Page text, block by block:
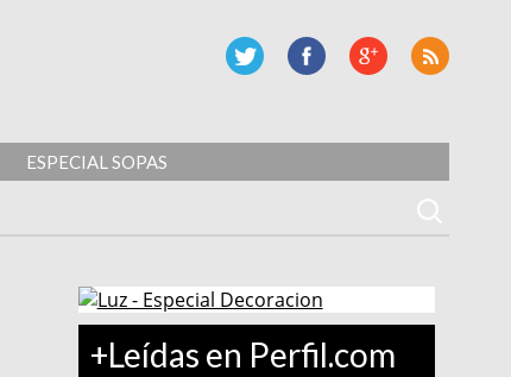
ESPECIAL SOPAS
+Leídas en Perfil.com